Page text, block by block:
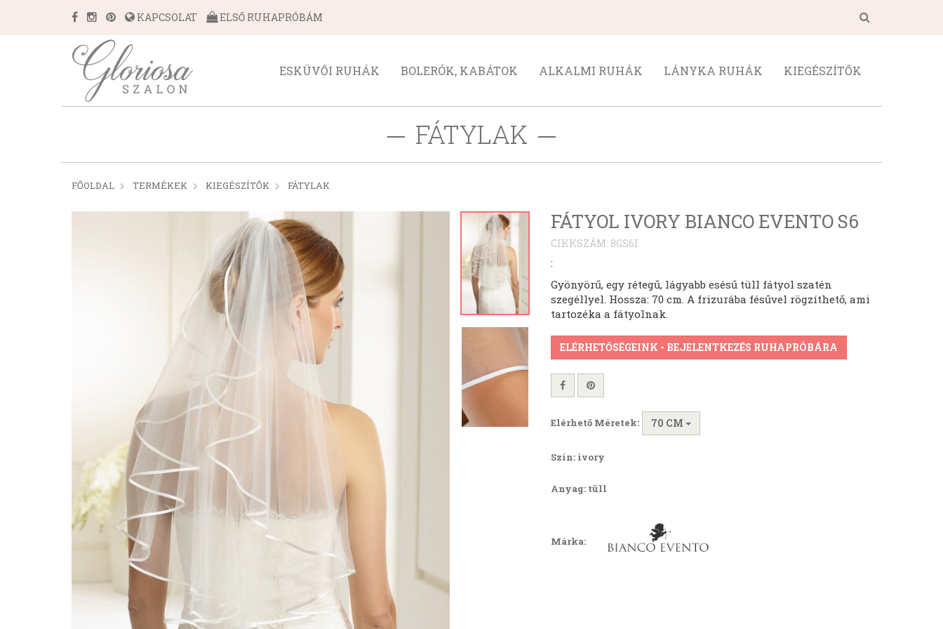
KAPCSOLAT ELSŐ RUHAPRÓBÁM
ESKÜVŐI RUHÁK BOLERÓK, KABÁTOK ALKALMI RUHÁK LÁNYKA RUHÁK KIEGÉSZÍTŐK
FÁTYLAK
FŐOLDAL TERMÉKEK KIEGÉSZÍTŐK FÁTYLAK
FÁTYOL IVORY BIANCO EVENTO S6
CIKKSZÁM: 8GS6I
:
Gyönyörű, egy rétegű, lágyabb esésű tüll fátyol szatén
szegéllyel. Hossza: 70 cm. A frizurába fésűvel rögzíthető, ami
tartozéka a fátyolnak.
ELÉRHETŐSÉGEINK - BEJELENTKEZÉS RUHAPRÓBÁRA
Elérhető Méretek: 70 CM
Szín: ivory
Anyag: tüll
Márka: